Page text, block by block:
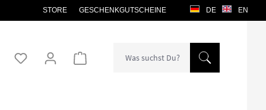
DE EN
STORE GESCHENKGUTSCHEINE
Warenkorb enthält 0 Positionen. Der